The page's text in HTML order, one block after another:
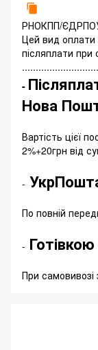
РНОКПП/
Цей вид оплати
післяплати при
-
Нова
Вартість цієї
2%+20грн від
-
По повній
- Готівкою
При